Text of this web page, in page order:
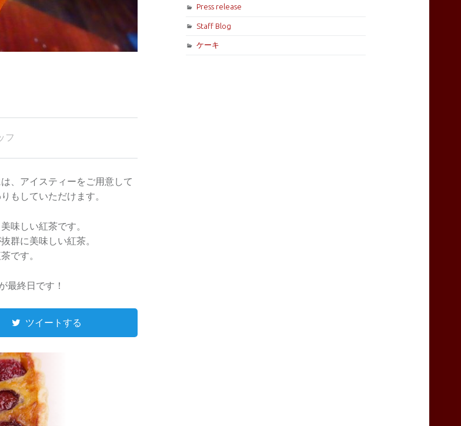
フ
、アイスティーをご用意して
もしていただけます。
味しい紅茶です。
群に美味しい紅茶。
です。
最終日です！
ツイートする
Press release
Staff Blog
ケーキ